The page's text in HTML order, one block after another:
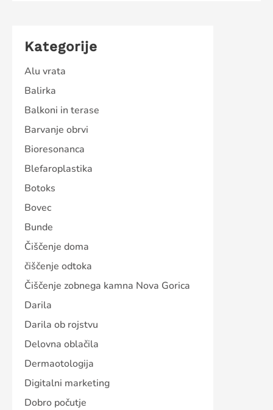
Kategorije
Alu vrata
Balirka
Balkoni in terase
Barvanje obrvi
Bioresonanca
Blefaroplastika
Botoks
Bovec
Bunde
Čiščenje doma
čiščenje odtoka
Čiščenje zobnega kamna Nova Gorica
Darila
Darila ob rojstvu
Delovna oblačila
Dermaotologija
Digitalni marketing
Dobro počutje